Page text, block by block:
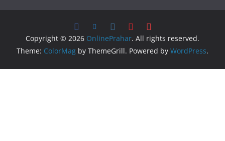
Copyright © 2026 OnlinePrahar. All rights reserved.
Theme: ColorMag by ThemeGrill. Powered by WordPress.